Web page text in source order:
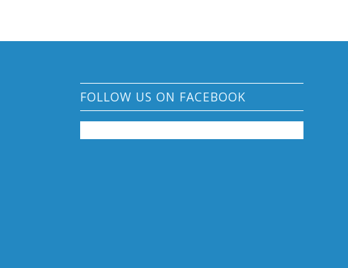
FOLLOW US ON FACEBOOK